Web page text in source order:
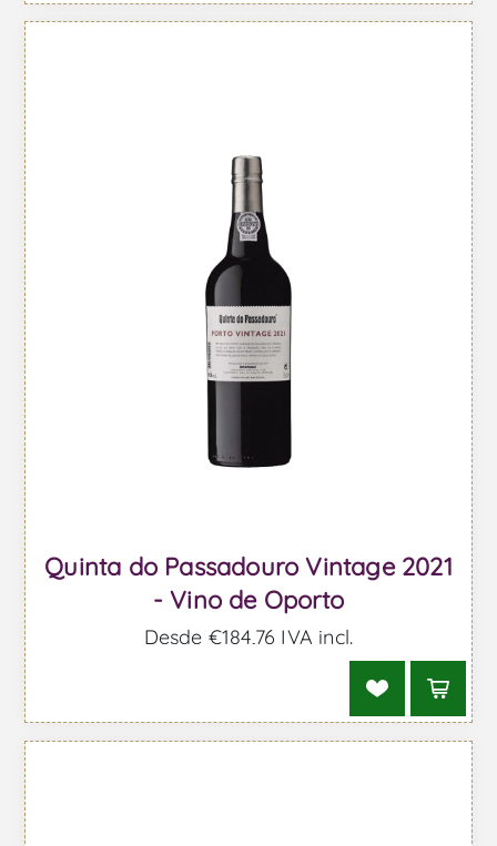
Quinta do Passadouro Vintage 2021
- Vino de Oporto
Desde €184,76 IVA incl.